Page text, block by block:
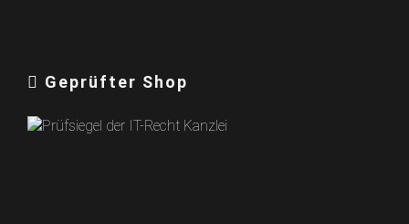
Geprüfter Shop